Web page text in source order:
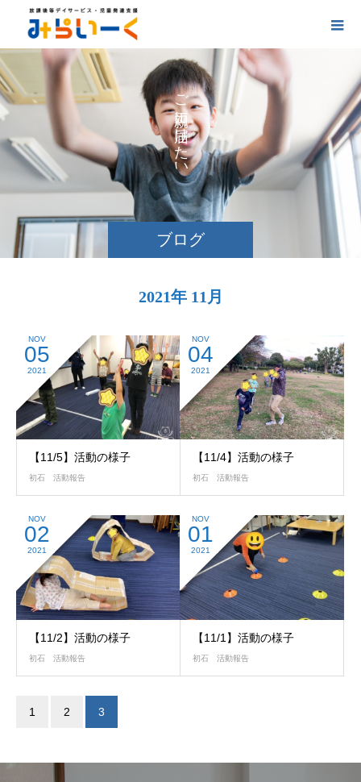
ブログ
ご
に
け
た
い
お
2021年 11月
NOV
05
2021
【11/5】活動の様子
初石 活動報告
NOV
04
2021
【11/4】活動の様子
初石 活動報告
NOV
02
2021
【11/2】活動の様子
初石 活動報告
NOV
01
2021
【11/1】活動の様子
初石 活動報告
1 2 3